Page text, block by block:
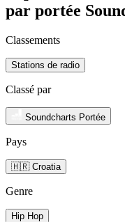
par portée
Classements
Stations de radio
Classé par
Soundcharts Portée
Pays
🇭🇷 Croatia
Genre
Hip Hop